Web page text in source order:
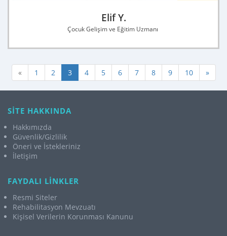
Elif Y.
Çocuk Gelişim ve Eğitim Uzmanı
« 1 2 3 4 5 6 7 8 9 10 »
SİTE HAKKINDA
Hakkımızda
Güvenlik/Gizlilik
Öneri ve İstekleriniz
İletişim
FAYDALI LİNKLER
Resmi Siteler
Rehabilitasyon Mevzuatı
Kişisel Verilerin Korunması Kanunu